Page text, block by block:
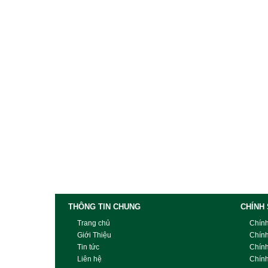
THÔNG TIN CHUNG
Trang chủ
Giới Thiệu
Tin tức
Liên hệ
CHÍNH